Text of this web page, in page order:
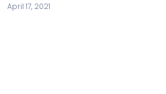
April 17, 2021